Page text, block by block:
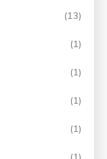
(13)
(1)
(1)
(1)
(1)